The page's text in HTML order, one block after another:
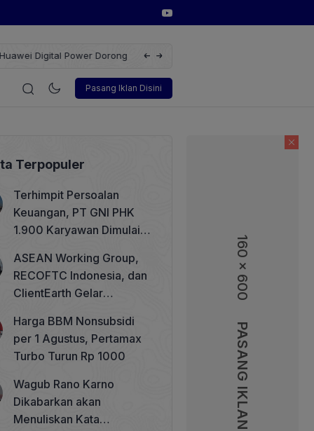
160 x 600
PASANG IKLAN
dengan Solusi
Wakil Direktur Utama PT Pelindo,
Pasang Iklan Disini
Korporasi Teknologi Otomotif
Terpopuler
Terhimpit Persoalan
Keuangan, PT GNI PHK
1.900 Karyawan Dimulai 5
ASEAN Working Group,
RECOFTC Indonesia, dan
ClientEarth Gelar
Memperkuat Tata Kelola
Perhutanan Sosial
Harga BBM Nonsubsidi
per 1 Agustus, Pertamax
Turbo Turun Rp 1000
Wagub Rano Karno
Dikabarkan akan
Menuliskan Kata